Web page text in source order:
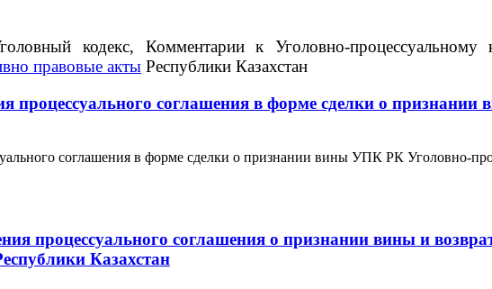
кодекс, Комментарии к Уголовно-процессуальному
правовые акты Республики Казахстан
процессуального соглашения в форме сделки о
соглашения в форме сделки о признании вины УПК РК Уголовно-
процессуального соглашения о признании вины и
Казахстан